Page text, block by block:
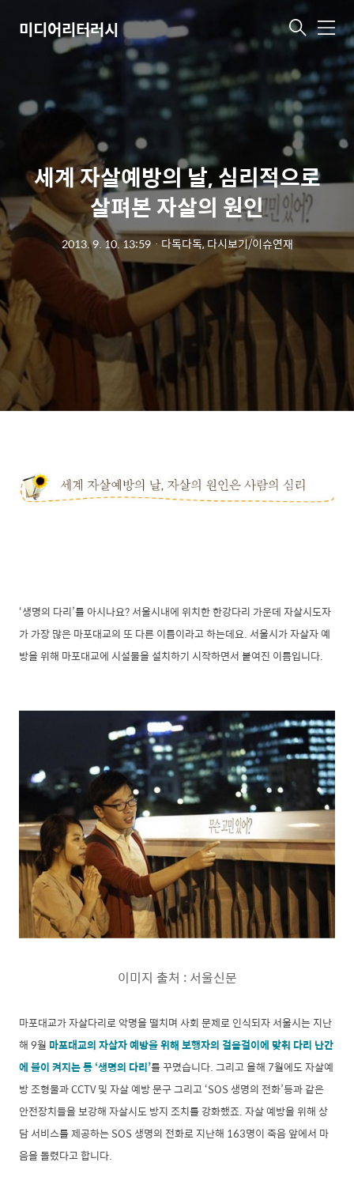
미디어리터러시 메
세계 자살예방의 날, 심리적으로
살펴본 자살의 원인
2013. 9. 10. 13:59ㆍ 다독다독, 다시보기/이슈연재
‘생명의 다리’를 아시나요? 서울시내에 위치한 한강다리 가운데 자살시도자
가 가장 많은 마포대교의 또 다른 이름이라고 하는데요. 서울시가 자살자 예
방을 위해 마포대교에 시설물을 설치하기 시작하면서 붙여진 이름입니다.
이미지 출처 : 서울신문
마포대교가 자살다리로 악명을 떨치며 사회 문제로 인식되자 서울시는 지난
해 9월 마포대교의 자살자 예방을 위해 보행자의 걸음걸이에 맞춰 다리 난간
에 불이 켜지는 등 ‘생명의 다리’를 꾸몄습니다. 그리고 올해 7월에도 자살예
방 조형물과 CCTV 및 자살 예방 문구 그리고 ‘SOS 생명의 전화’등과 같은
안전장치들을 보강해 자살시도 방지 조치를 강화했죠. 자살 예방을 위해 상
담 서비스를 제공하는 SOS 생명의 전화로 지난해 163명이 죽음 앞에서 마
음을 돌렸다고 합니다.